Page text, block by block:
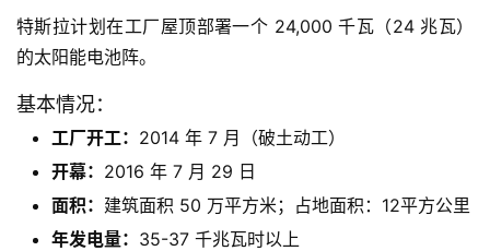
特斯拉计划在工厂屋顶部署一个 24,000 千瓦（24 兆瓦）
的太阳能电池阵。
基本情况：
工厂开工： 2014 年 7 月（破土动工）
开幕： 2016 年 7 月 29 日
面积： 建筑面积 50 万平方米；占地面积：12平方公里
年发电量： 35-37 千兆瓦时以上